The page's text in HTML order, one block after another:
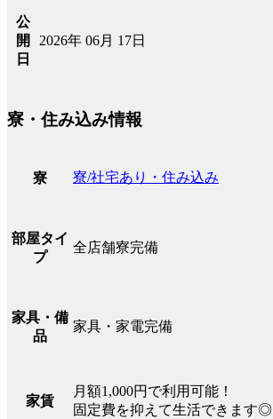
公
開
日
2026年 06月 17日
寮・住み込み情報
寮 寮/社宅あり・住み込み
部屋タイ
プ
全店舗寮完備
家具・備
品
家具・家電完備
家賃
月額1,000円で利用可能！
固定費を抑えて生活できます◎